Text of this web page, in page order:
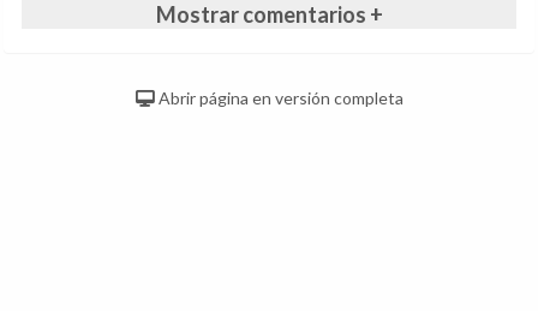
Mostrar comentarios +
Abrir página en versión completa